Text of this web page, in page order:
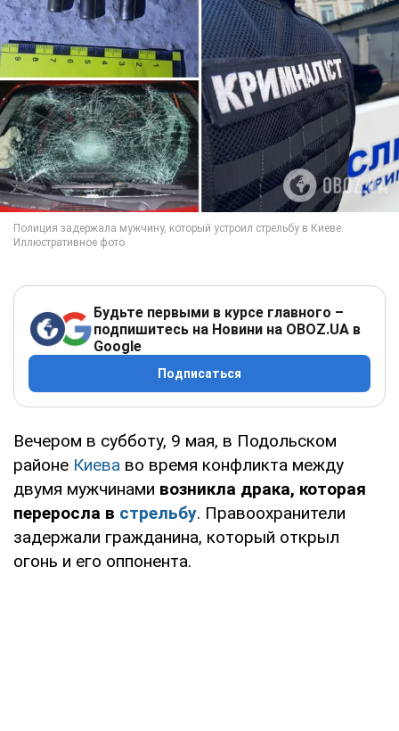
Будьте первыми в курсе главного –
подпишитесь на Новини на OBOZ.UA в
Google
Подписаться
Вечером в субботу, 9 мая, в Подольском
районе Киева во время конфликта между
двумя мужчинами возникла драка, которая
переросла в стрельбу. Правоохранители
задержали гражданина, который открыл
огонь и его оппонента.